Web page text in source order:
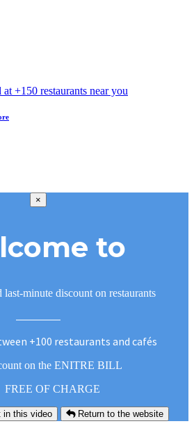
+150 restaurants near you
×
to
minute discount on restaurants
+100 restaurants and cafés
on the ENITRE BILL
FREE OF CHARGE
in this video Return to the website